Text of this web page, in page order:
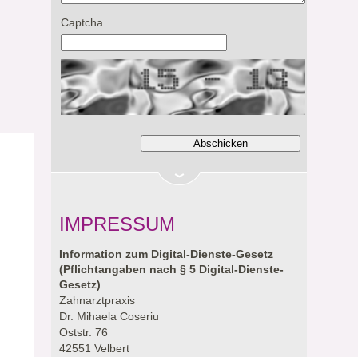
Captcha
IMPRESSUM
Information zum Digital-Dienste-Gesetz
(Pflichtangaben nach § 5 Digital-Dienste-
Gesetz)
Zahnarztpraxis
Dr. Mihaela Coseriu
Oststr. 76
42551 Velbert